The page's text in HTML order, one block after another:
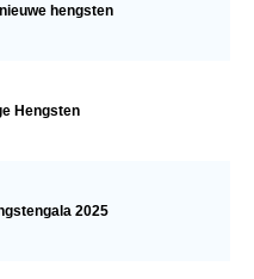
hengsten
Hengsten
2025